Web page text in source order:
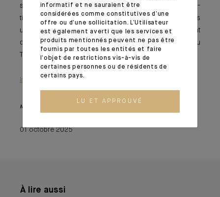
stablecoins. Contrairement aux cryptomonnaies vola-
tiles, ils offrent une stabilité des prix, sont de plus en plus
utilisés pour les paiements aux États-Unis et pourraient
devenir des acheteurs à long terme d’obligations du
Trésor américain.
Important information
Monthly House View, 22.09.2025. - Excerpt of the Editorial
01 octobre 2025
À lire aussi
informatif et ne sauraient être
considérées comme constitutives d’une
offre ou d’une sollicitation. L’Utilisateur
est également averti que les services et
produits mentionnés peuvent ne pas être
fournis par toutes les entités et faire
l’objet de restrictions vis-à-vis de
certaines personnes ou de résidents de
certains pays.
LU ET APPROUVÉ